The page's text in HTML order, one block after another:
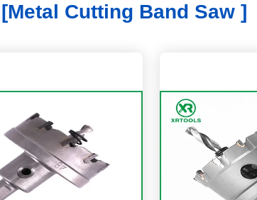
[metal Cutting Band Saw ]